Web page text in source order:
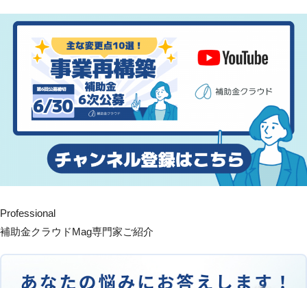
Professional
補助金クラウドMag専門家ご紹介